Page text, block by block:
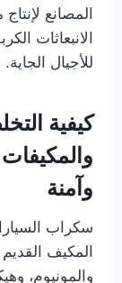
المصانع
الانبعاثات
للأجيال الجاية.
كيفية
وآمنة
سكراب
المكيف
والمونيوم،